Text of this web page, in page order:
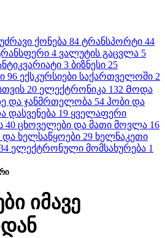
უძრავი ქონება 84 ტრანსპორტი 44
4 ვალუტის გაცვლა 5
3 ბიზნესი 25
96 ექსკურსიები საქართველოში 2
20 ელექტრონიკა 132 Მოდა
და ჯანმრთელობა 54 ჰობი და
დასვენება 19 ყველაფერი
40 ცხოველები და მათი მოვლა 16
და ხელსაწყოები 29 ხელნაკეთი
ელექტრონული მომსახურება 1
იმავე